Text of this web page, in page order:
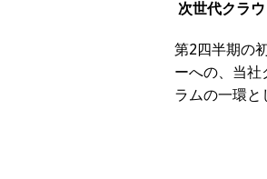
次世代クラ
第2四半期の
ーへの、当社
ラムの一環と